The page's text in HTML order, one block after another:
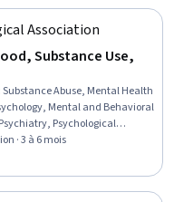
Association
Substance Use,
Substance Abuse, Mental Health
Mental and Behavioral
Psychological
Abuse Counseling,
Psychiatric Assessments,
Psychotherapy, Culture,
Psychosocial
· 3 à 6 mois